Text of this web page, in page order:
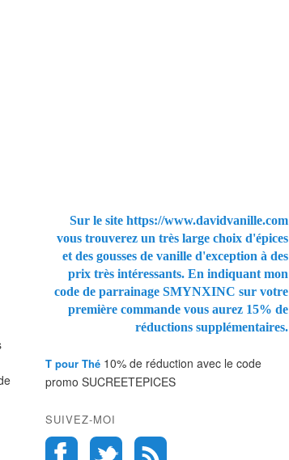
Sur le site https://www.davidvanille.com
vous trouverez un très large choix d'épices
et des gousses de vanille d'exception à des
prix très intéressants. En indiquant mon
code de parrainage SMYNXINC sur votre
première commande vous aurez 15% de
réductions supplémentaires.
T pour Thé 10% de réduction avec le code
promo SUCREETEPICES
SUIVEZ-MOI